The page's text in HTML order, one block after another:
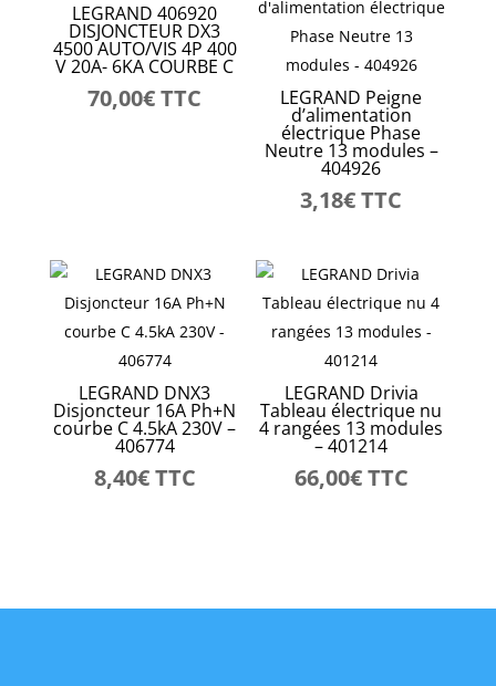
LEGRAND 406920
DISJONCTEUR DX3
4500 AUTO/VIS 4P 400
V 20A- 6KA COURBE C
70,00€TTC LEGRAND Peigne
d’alimentation
électrique Phase
Neutre 13 modules –
404926
3,18€TTC
LEGRAND DNX3
Disjoncteur 16A Ph+N
courbe C 4.5kA 230V –
406774
8,40€TTC
LEGRAND Drivia
Tableau électrique nu
4 rangées 13 modules
– 401214
66,00€TTC